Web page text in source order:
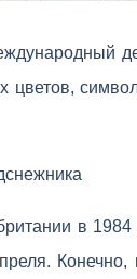
цветов,
в